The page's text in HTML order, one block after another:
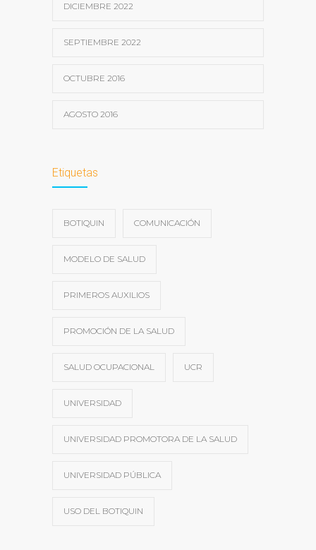
DICIEMBRE 2022
SEPTIEMBRE 2022
OCTUBRE 2016
AGOSTO 2016
Etiquetas
BOTIQUIN COMUNICACIÓN
MODELO DE SALUD
PRIMEROS AUXILIOS
PROMOCIÓN DE LA SALUD
SALUD OCUPACIONAL UCR
UNIVERSIDAD
UNIVERSIDAD PROMOTORA DE LA SALUD
UNIVERSIDAD PÚBLICA
USO DEL BOTIQUIN